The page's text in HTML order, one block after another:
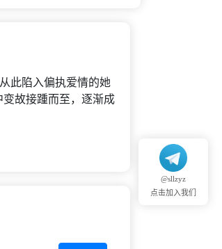
此陷入偏执爱情的她
故接踵而至，逐渐成
@sllzyz
点击加入我们